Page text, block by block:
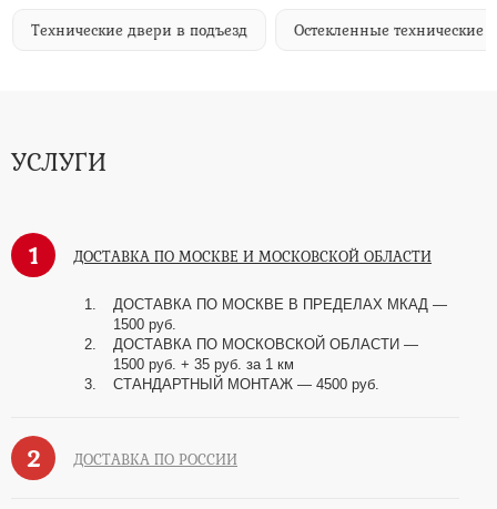
Технические двери в подъезд Остекленные технические
УСЛУГИ
1 ДОСТАВКА ПО МОСКВЕ И МОСКОВСКОЙ ОБЛАСТИ
ДОСТАВКА ПО МОСКВЕ В ПРЕДЕЛАХ МКАД —
1500 руб.
ДОСТАВКА ПО МОСКОВСКОЙ ОБЛАСТИ —
1500 руб. + 35 руб. за 1 км
СТАНДАРТНЫЙ МОНТАЖ — 4500 руб.
2 ДОСТАВКА ПО РОССИИ